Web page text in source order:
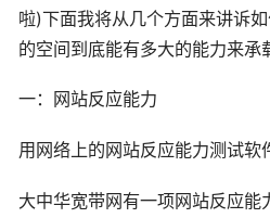
啦)下面我将从几个方面来讲诉
的空间到底能有多大的能力来承
一：网站反应能力
用网络上的网站反应能力测试软
大中华宽带网有一项网站反应